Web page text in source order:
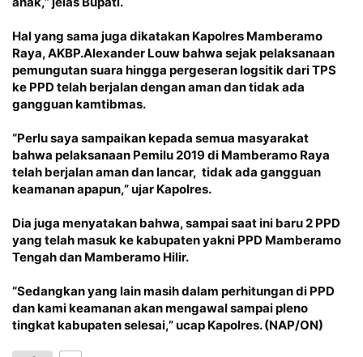
Hal yang sama juga dikatakan Kapolres Mamberamo
Raya, AKBP.Alexander Louw bahwa sejak pelaksanaan
pemungutan suara hingga pergeseran logsitik dari TPS
ke PPD telah berjalan dengan aman dan tidak ada
gangguan kamtibmas.
“Perlu saya sampaikan kepada semua masyarakat
bahwa pelaksanaan Pemilu 2019 di Mamberamo Raya
telah berjalan aman dan lancar, tidak ada gangguan
keamanan apapun,” ujar Kapolres.
Dia juga menyatakan bahwa, sampai saat ini baru 2 PPD
yang telah masuk ke kabupaten yakni PPD Mamberamo
Tengah dan Mamberamo Hilir.
“Sedangkan yang lain masih dalam perhitungan di PPD
dan kami keamanan akan mengawal sampai pleno
tingkat kabupaten selesai,” ucap Kapolres. (NAP/ON)